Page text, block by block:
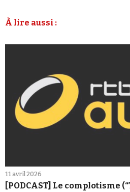
À lire aussi :
11 avril 2026
[PODCAST] Le complotisme